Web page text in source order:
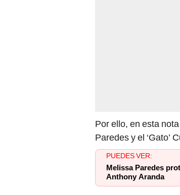
Por ello, en esta
Paredes y el ‘Gato’
PUEDES VER:
Melissa Paredes
Anthony Aranda